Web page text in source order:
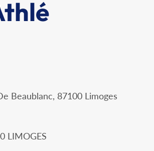
Beaublanc, 87100 Limoges
LIMOGES